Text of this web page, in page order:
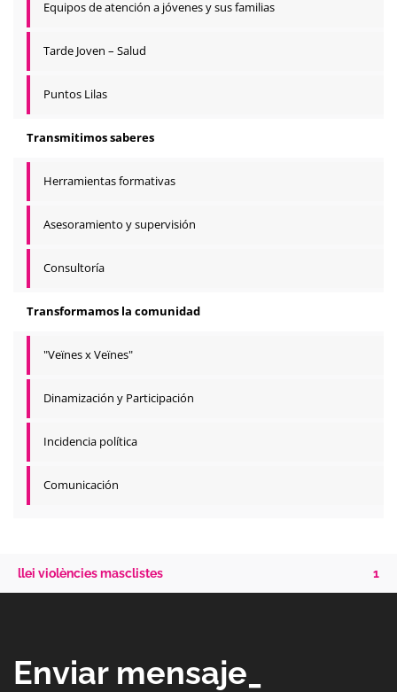
Equipos de atención a jóvenes y sus familias
Tarde Joven – Salud
Puntos Lilas
Transmitimos saberes
Herramientas formativas
Asesoramiento y supervisión
Consultoría
Transformamos la comunidad
"Veïnes x Veïnes"
Dinamización y Participación
Incidencia política
Comunicación
llei violències masclistes 1
Enviar mensaje_